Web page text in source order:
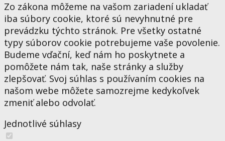
Zo zákona môžeme na vašom zariadení ukladať
iba súbory cookie, ktoré sú nevyhnutné pre
prevádzku týchto stránok. Pre všetky ostatné
typy súborov cookie potrebujeme vaše povolenie.
Budeme vďační, keď nám ho poskytnete a
pomôžete nám tak, naše stránky a služby
zlepšovať. Svoj súhlas s používaním cookies na
našom webe môžete samozrejme kedykoľvek
zmeniť alebo odvolať.
Jednotlivé súhlasy